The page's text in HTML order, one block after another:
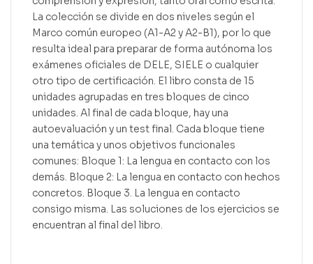
La colección se divide en dos niveles según el
Marco común europeo (A1-A2 y A2-B1), por lo que
resulta ideal para preparar de forma autónoma los
exámenes oficiales de DELE, SIELE o cualquier
otro tipo de certificación. El libro consta de 15
unidades agrupadas en tres bloques de cinco
unidades. Al final de cada bloque, hay una
autoevaluación y un test final. Cada bloque tiene
una temática y unos objetivos funcionales
comunes: Bloque 1: La lengua en contacto con los
demás. Bloque 2: La lengua en contacto con hechos
concretos. Bloque 3. La lengua en contacto
consigo misma. Las soluciones de los ejercicios se
encuentran al final del libro.